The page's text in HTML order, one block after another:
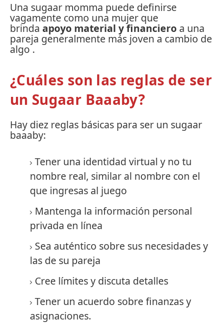
Una sugaar momma puede definirse
vagamente como una mujer que
brinda apoyo material y financiero a una
pareja generalmente más joven a cambio de
algo .
¿Cuáles son las reglas de ser
un Sugaar Baaaby?
Hay diez reglas básicas para ser un sugaar
baaaby:
Tener una identidad virtual y no tu
nombre real, similar al nombre con el
que ingresas al juego
Mantenga la información personal
privada en línea
Sea auténtico sobre sus necesidades y
las de su pareja
Cree límites y discuta detalles
Tener un acuerdo sobre finanzas y
asignaciones.